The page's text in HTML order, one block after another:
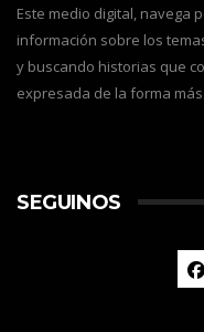
Este medio digital, navega
información sobre los
y buscando historias que
expresada de la forma
SEGUINOS